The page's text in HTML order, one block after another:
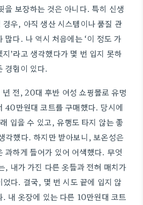
을 보장하는 것은 아니다. 특히 신생
경우, 아직 생산 시스템이나 품질 관
많다. 나 역시 처음에는 ‘이 정도 가
’라고 생각했다가 몇 번 입지 못하
경험이 있다.
년 전, 20대 후반 여성 쇼핑몰로 유명
40만원대 코트를 구매했다. 당시에
입을 수 있고, 유행도 타지 않는 좋
각했다. 하지만 받아보니, 보온성은
과하게 들어가 있어 어색했다. 무엇
, 내가 가진 다른 옷들과 전혀 매치가
었다. 결국, 몇 번 시도 끝에 입지 않
. 내 옷장에 있는 다른 10만원대 코트